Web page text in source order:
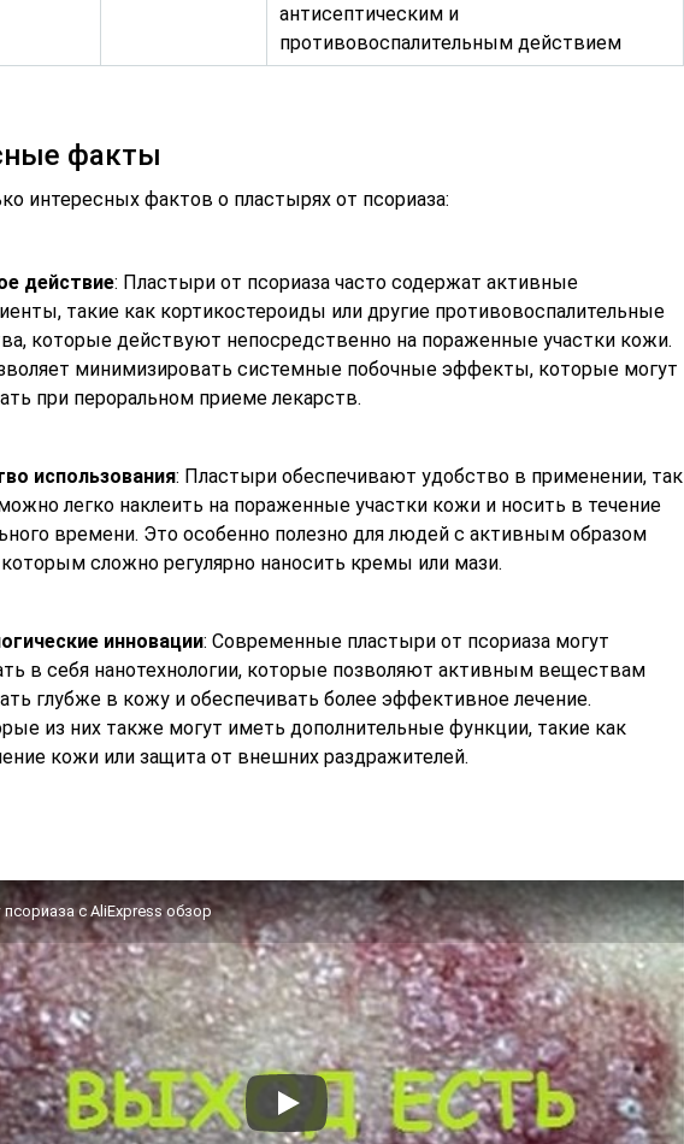
антисептическим и
противовоспалительным действием
факты
интересных фактов о пластырях от псориаза:
действие: Пластыри от псориаза часто содержат активные
такие как кортикостероиды или другие противовоспалительные
которые действуют непосредственно на пораженные участки кожи.
минимизировать системные побочные эффекты, которые могут
при пероральном приеме лекарств.
использования: Пластыри обеспечивают удобство в применении, так
легко наклеить на пораженные участки кожи и носить в течение
времени. Это особенно полезно для людей с активным образом
сложно регулярно наносить кремы или мази.
инновации: Современные пластыри от псориаза могут
в себя нанотехнологии, которые позволяют активным веществам
глубже в кожу и обеспечивать более эффективное лечение.
из них также могут иметь дополнительные функции, такие как
кожи или защита от внешних раздражителей.
с AliExpress обзор